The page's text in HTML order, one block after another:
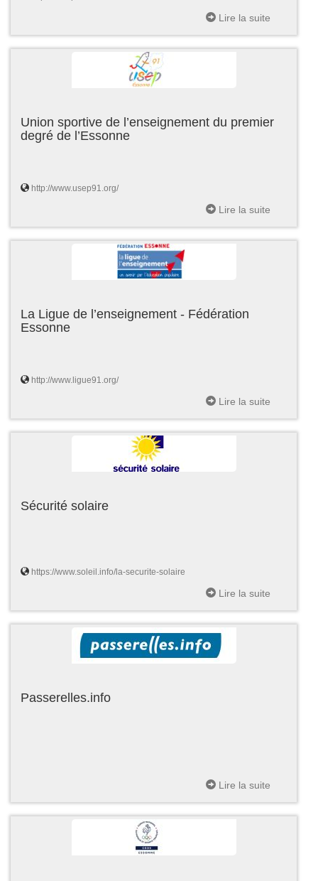
Lire la suite
Union sportive de l’enseignement du premier
degré de l’Essonne
http://www.usep91.org/
Lire la suite
La Ligue de l’enseignement - Fédération
Essonne
http://www.ligue91.org/
Lire la suite
Sécurité solaire
https://www.soleil.info/la-securite-solaire
Lire la suite
Passerelles.info
Lire la suite